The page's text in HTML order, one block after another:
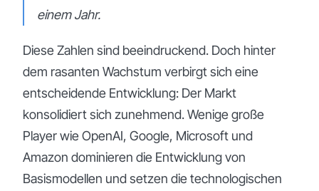
einem Jahr.
Diese Zahlen sind beeindruckend. Doch hinter
dem rasanten Wachstum verbirgt sich eine
entscheidende Entwicklung: Der Markt
konsolidiert sich zunehmend. Wenige große
Player wie OpenAI, Google, Microsoft und
Amazon dominieren die Entwicklung von
Basismodellen und setzen die technologischen